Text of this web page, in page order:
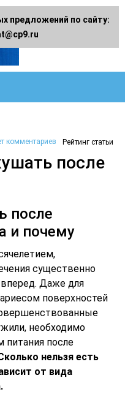
комментариев Рейтинг статьи
после
после
и почему
существенно
Даже для
поверхностей
необходимо
после
нельзя есть
от вида
предложений по сайту: